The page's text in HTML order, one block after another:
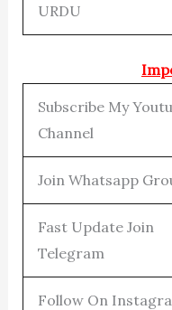
URDU
Subscribe My
Channel
Join Whatsapp
Fast Update Join
Telegram
Follow On